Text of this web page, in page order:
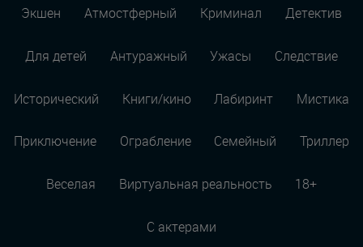
Экшен Атмостферный Криминал Детектив
Для детей Антуражный Ужасы Следствие
Исторический Книги/кино Лабиринт Мистика
Приключение Ограбление Семейный Триллер
Веселая Виртуальная реальность 18+
С актерами